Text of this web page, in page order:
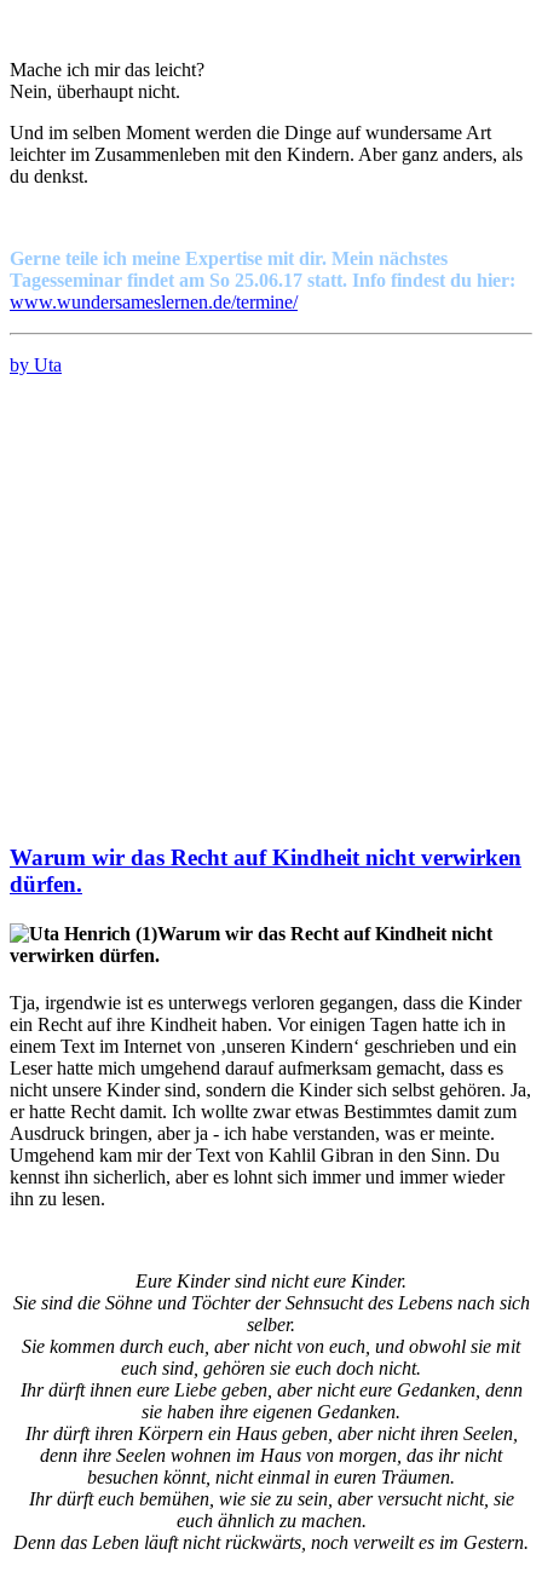
Mache ich mir das leicht?
Nein, überhaupt nicht.
Und im selben Moment werden die Dinge auf wundersame Art
leichter im Zusammenleben mit den Kindern. Aber ganz anders, als
du denkst.
Gerne teile ich meine Expertise mit dir. Mein nächstes
Tagesseminar findet am So 25.06.17 statt. Info findest du hier:
www.wundersameslernen.de/termine/
by Uta
Warum wir das Recht auf Kindheit nicht verwirken
dürfen.
Warum wir das Recht auf Kindheit nicht
verwirken dürfen.
Tja, irgendwie ist es unterwegs verloren gegangen, dass die Kinder
ein Recht auf ihre Kindheit haben. Vor einigen Tagen hatte ich in
einem Text im Internet von ‚unseren Kindern‘ geschrieben und ein
Leser hatte mich umgehend darauf aufmerksam gemacht, dass es
nicht unsere Kinder sind, sondern die Kinder sich selbst gehören. Ja,
er hatte Recht damit. Ich wollte zwar etwas Bestimmtes damit zum
Ausdruck bringen, aber ja - ich habe verstanden, was er meinte.
Umgehend kam mir der Text von Kahlil Gibran in den Sinn. Du
kennst ihn sicherlich, aber es lohnt sich immer und immer wieder
ihn zu lesen.
Eure Kinder sind nicht eure Kinder.
Sie sind die Söhne und Töchter der Sehnsucht des Lebens nach sich
selber.
Sie kommen durch euch, aber nicht von euch, und obwohl sie mit
euch sind, gehören sie euch doch nicht.
Ihr dürft ihnen eure Liebe geben, aber nicht eure Gedanken, denn
sie haben ihre eigenen Gedanken.
Ihr dürft ihren Körpern ein Haus geben, aber nicht ihren Seelen,
denn ihre Seelen wohnen im Haus von morgen, das ihr nicht
besuchen könnt, nicht einmal in euren Träumen.
Ihr dürft euch bemühen, wie sie zu sein, aber versucht nicht, sie
euch ähnlich zu machen.
Denn das Leben läuft nicht rückwärts, noch verweilt es im Gestern.